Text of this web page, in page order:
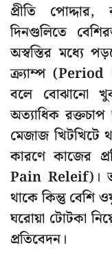
প্রীতি
দিনগুলিতে
অস্বস্তির মধ্যে
ক্র্যাম্প
বলে বোঝানো
অত্যাধিক
মেজাজ খিটখিটে
কারণে কাজের
Pain Releif)।
থাকে কিন্তু বেশি
ঘরোয়া টোটকা
প্রতিবেদন।